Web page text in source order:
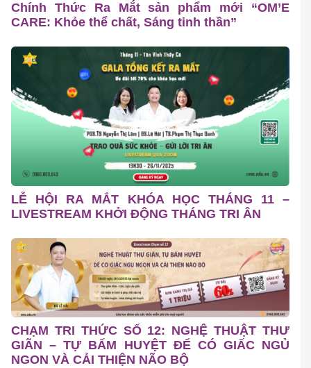
Chính Thức Ra Mắt sản phẩm mới “OM’E
CARE: Khỏe thể chất, Sáng tinh thần”
LỄ HỘI RA MẮT KHÓA HỌC THÁNG 11 –
LIVESTREAM KHỞI ĐỘNG THÁNG TRI ÂN
CHẠM TRI THỨC SỐ 12: NGHỆ THUẬT THƯ
GIÃN – TỰ BẤM HUYỆT ĐỂ CÓ GIẤC NGỦ
NGON VÀ CẢI THIỆN NÃO BỘ